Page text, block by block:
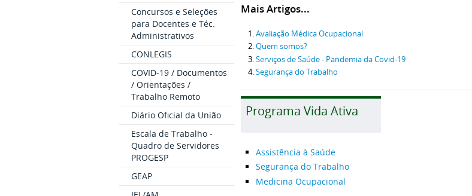
Concursos e Seleções
para Docentes e Téc.
Administrativos
CONLEGIS
COVID-19 / Documentos
/ Orientações /
Trabalho Remoto
Diário Oficial da União
Escala de Trabalho -
Quadro de Servidores
PROGESP
GEAP
Mais Artigos...
Avaliação Médica Ocupacional
Quem somos?
Serviços de Saúde - Pandemia da Covid-19
Segurança do Trabalho
Programa Vida Ativa
Assistência à Saúde
Segurança do Trabalho
Medicina Ocupacional